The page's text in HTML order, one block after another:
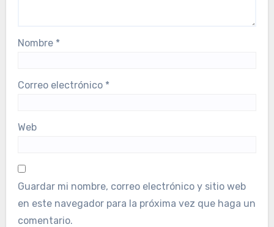
Nombre *
Correo electrónico *
Web
Guardar mi nombre, correo electrónico y sitio web
en este navegador para la próxima vez que haga un
comentario.